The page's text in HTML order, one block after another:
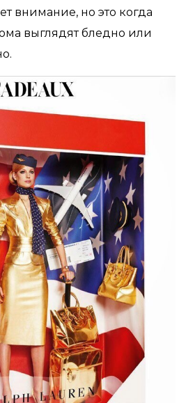
внимание, но это когда
выглядят бледно или